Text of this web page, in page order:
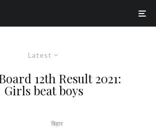
Latest
12th Result 2021:
Girls beat boys
बिहार